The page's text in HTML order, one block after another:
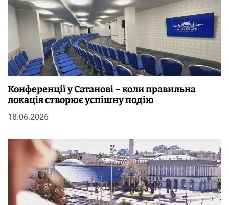
Конференції у Сатанові – коли правильна
локація створює успішну подію
18.06.2026